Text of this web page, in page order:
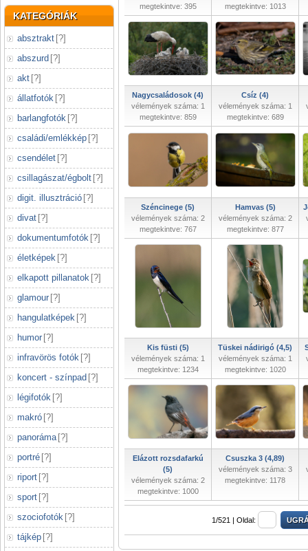
KATEGÓRIÁK
absztrakt [?]
abszurd [?]
akt [?]
állatfotók [?]
barlangfotók [?]
családi/emlékkép [?]
csendélet [?]
csillagászat/égbolt [?]
digit. illusztráció [?]
divat [?]
dokumentumfotók [?]
életképek [?]
elkapott pillanatok [?]
glamour [?]
hangulatképek [?]
humor [?]
infravörös fotók [?]
koncert - színpad [?]
légifotók [?]
makró [?]
panoráma [?]
portré [?]
riport [?]
sport [?]
szociofotók [?]
tájkép [?]
megtekintve: 395
megtekintve: 1013
Nagycsaládosok (4)
vélemények száma: 1
megtekintve: 859
Csíz (4)
vélemények száma: 1
megtekintve: 689
Széncinege (5)
vélemények száma: 2
megtekintve: 767
Hamvas (5)
vélemények száma: 2
megtekintve: 877
Kis füsti (5)
vélemények száma: 1
megtekintve: 1234
Tüskei nádirigó (4,5)
vélemények száma: 1
megtekintve: 1020
Elázott rozsdafarkú
(5)
vélemények száma: 2
megtekintve: 1000
Csuszka 3 (4,89)
vélemények száma: 3
megtekintve: 1178
1/521 | Oldal: